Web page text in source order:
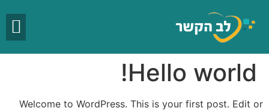
Hello world!
Welcome to WordPress. This is your first post. Edit or